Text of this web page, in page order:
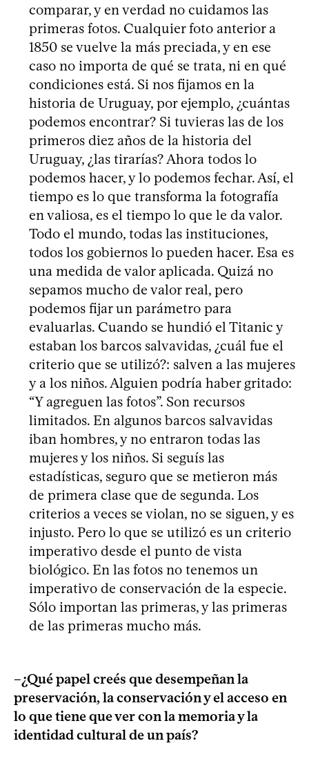
comparar, y en verdad no cuidamos las
primeras fotos. Cualquier foto anterior a
1850 se vuelve la más preciada, y en ese
caso no importa de qué se trata, ni en qué
condiciones está. Si nos fijamos en la
historia de Uruguay, por ejemplo, ¿cuántas
podemos encontrar? Si tuvieras las de los
primeros diez años de la historia del
Uruguay, ¿las tirarías? Ahora todos lo
podemos hacer, y lo podemos fechar. Así, el
tiempo es lo que transforma la fotografía
en valiosa, es el tiempo lo que le da valor.
Todo el mundo, todas las instituciones,
todos los gobiernos lo pueden hacer. Esa es
una medida de valor aplicada. Quizá no
sepamos mucho de valor real, pero
podemos fijar un parámetro para
evaluarlas. Cuando se hundió el Titanic y
estaban los barcos salvavidas, ¿cuál fue el
criterio que se utilizó?: salven a las mujeres
y a los niños. Alguien podría haber gritado:
“Y agreguen las fotos”. Son recursos
limitados. En algunos barcos salvavidas
iban hombres, y no entraron todas las
mujeres y los niños. Si seguís las
estadísticas, seguro que se metieron más
de primera clase que de segunda. Los
criterios a veces se violan, no se siguen, y es
injusto. Pero lo que se utilizó es un criterio
imperativo desde el punto de vista
biológico. En las fotos no tenemos un
imperativo de conservación de la especie.
Sólo importan las primeras, y las primeras
de las primeras mucho más.
–¿Qué papel creés que desempeñan la
preservación, la conservación y el acceso en
lo que tiene que ver con la memoria y la
identidad cultural de un país?